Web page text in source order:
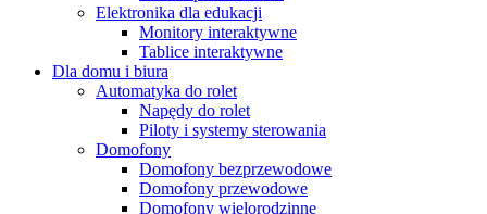
Elektronika dla edukacji
Monitory interaktywne
Tablice interaktywne
Dla domu i biura
Automatyka do rolet
Napędy do rolet
Piloty i systemy sterowania
Domofony
Domofony bezprzewodowe
Domofony przewodowe
Domofony wielorodzinne